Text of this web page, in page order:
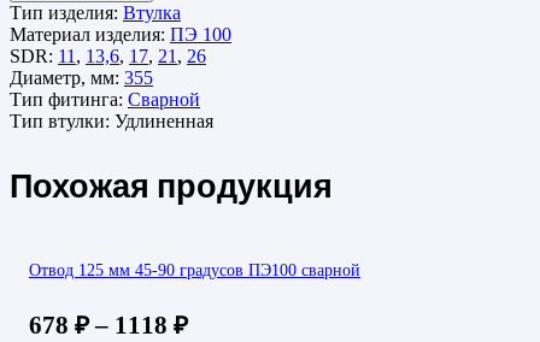
Тип изделия: Втулка
Материал изделия: ПЭ 100
SDR: 11 , 13,6, 17, 21 , 26
Диаметр, мм: 355
Тип фитинга: Сварной
Тип втулки: Удлиненная
Похожая продукция
Отвод 125 мм 45-90 градусов ПЭ100 сварной
678 ₽– 1118 ₽